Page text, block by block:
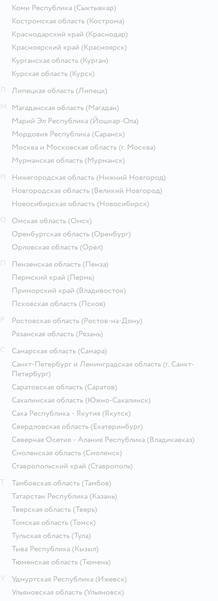
Коми Республика (Сыктывкар)
Костромская область (Кострома)
Краснодарский край (Краснодар)
Красноярский край (Красноярск)
Курганская область (Курган)
Курская область (Курск)
Липецкая область (Липецк)
Магаданская область (Магадан)
Марий Эл Республика (Йошкар-Ола)
Мордовия Республика (Саранск)
Москва и Московская область (г. Москва)
Мурманская область (Мурманск)
Нижегородская область (Нижний Новгород)
Новгородская область (Великий Новгород)
Новосибирская область (Новосибирск)
Омская область (Омск)
Оренбургская область (Оренбург)
Орловская область (Орёл)
Пензенская область (Пенза)
Пермский край (Пермь)
Приморский край (Владивосток)
Псковская область (Псков)
Ростовская область (Ростов-на-Дону)
Рязанская область (Рязань)
Самарская область (Самара)
Санкт-Петербург и Ленинградская область (г. Санкт-
Петербург)
Саратовская область (Саратов)
Сахалинская область (Южно-Сахалинск)
Саха Республика - Якутия (Якутск)
Свердловская область (Екатеринбург)
Северная Осетия - Алания Республика (Владикавказ)
Смоленская область (Смоленск)
Ставропольский край (Ставрополь)
Тамбовская область (Тамбов)
Татарстан Республика (Казань)
Тверская область (Тверь)
Томская область (Томск)
Тульская область (Тула)
Тыва Республика (Кызыл)
Тюменская область (Тюмень)
Удмуртская Республика (Ижевск)
Ульяновская область (Ульяновск)